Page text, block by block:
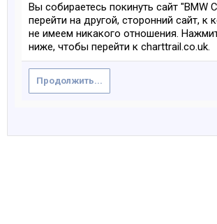
Вы собираетесь покинуть сайт "BMW
перейти на другой, сторонний сайт, к
не имеем никакого отношения.
ниже, чтобы перейти к charttrail.co.uk.
Продолжить...